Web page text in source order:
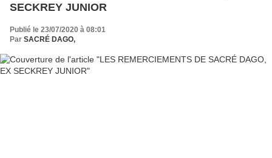
SECKREY JUNIOR
Publié le 23/07/2020 à 08:01
Par SACRÉ DAGO,